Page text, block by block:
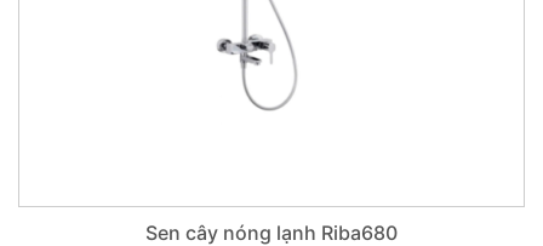
Sen cây nóng lạnh Riba680